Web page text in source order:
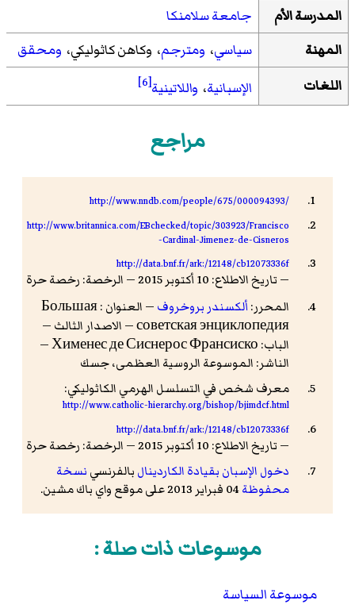
المدرسة الأم
جامعة سلامنكا
المهنة
سياسي، ومترجم، وكاهن كاثوليكي، ومحقق
اللغات
الإسبانية، واللاتينية[6]
مراجع
http://www.nndb.com/people/675/000094393/
http://www.britannica.com/EBchecked/topic/303923/Francisco
-Cardinal-Jimenez-de-Cisneros
http://data.bnf.fr/ark:/12148/cb12073336f
— تاريخ الاطلاع: 10 أكتوبر 2015 — الرخصة: رخصة حرة
المحرر:ألكسندر بروخروف
— العنوان : Большая
советская энциклопедия — الاصدار الثالث —
الباب: Хименес де Сиснерос Франсиско —
الناشر: الموسوعة الروسية العظمى، جسك
معرف شخص في التسلسل الهرمي الكاثوليكي:
http://www.catholic-hierarchy.org/bishop/bjimdcf.html
http://data.bnf.fr/ark:/12148/cb12073336f
— تاريخ الاطلاع: 10 أكتوبر 2015 — الرخصة: رخصة حرة
دخول الإسبان بقيادة الكاردينال بالفرنسي نسخة
محفوظة
موسوعات ذات صلة :
موسوعة السياسة